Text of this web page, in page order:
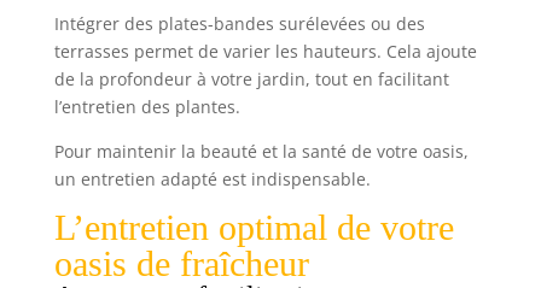
Intégrer des plates-bandes surélevées ou des
terrasses permet de varier les hauteurs. Cela ajoute
de la profondeur à votre jardin, tout en facilitant
l’entretien des plantes.
Pour maintenir la beauté et la santé de votre oasis,
un entretien adapté est indispensable.
L’entretien optimal de votre
oasis de fraîcheur